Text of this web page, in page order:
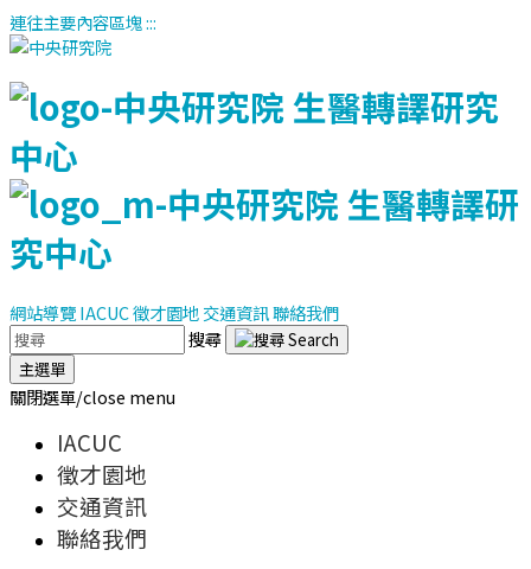
連往主要內容區塊:::
網站導覽IACUC徵才園地交通資訊聯絡我們
搜尋
主選單
關閉選單/close menu
IACUC
徵才園地
交通資訊
聯絡我們